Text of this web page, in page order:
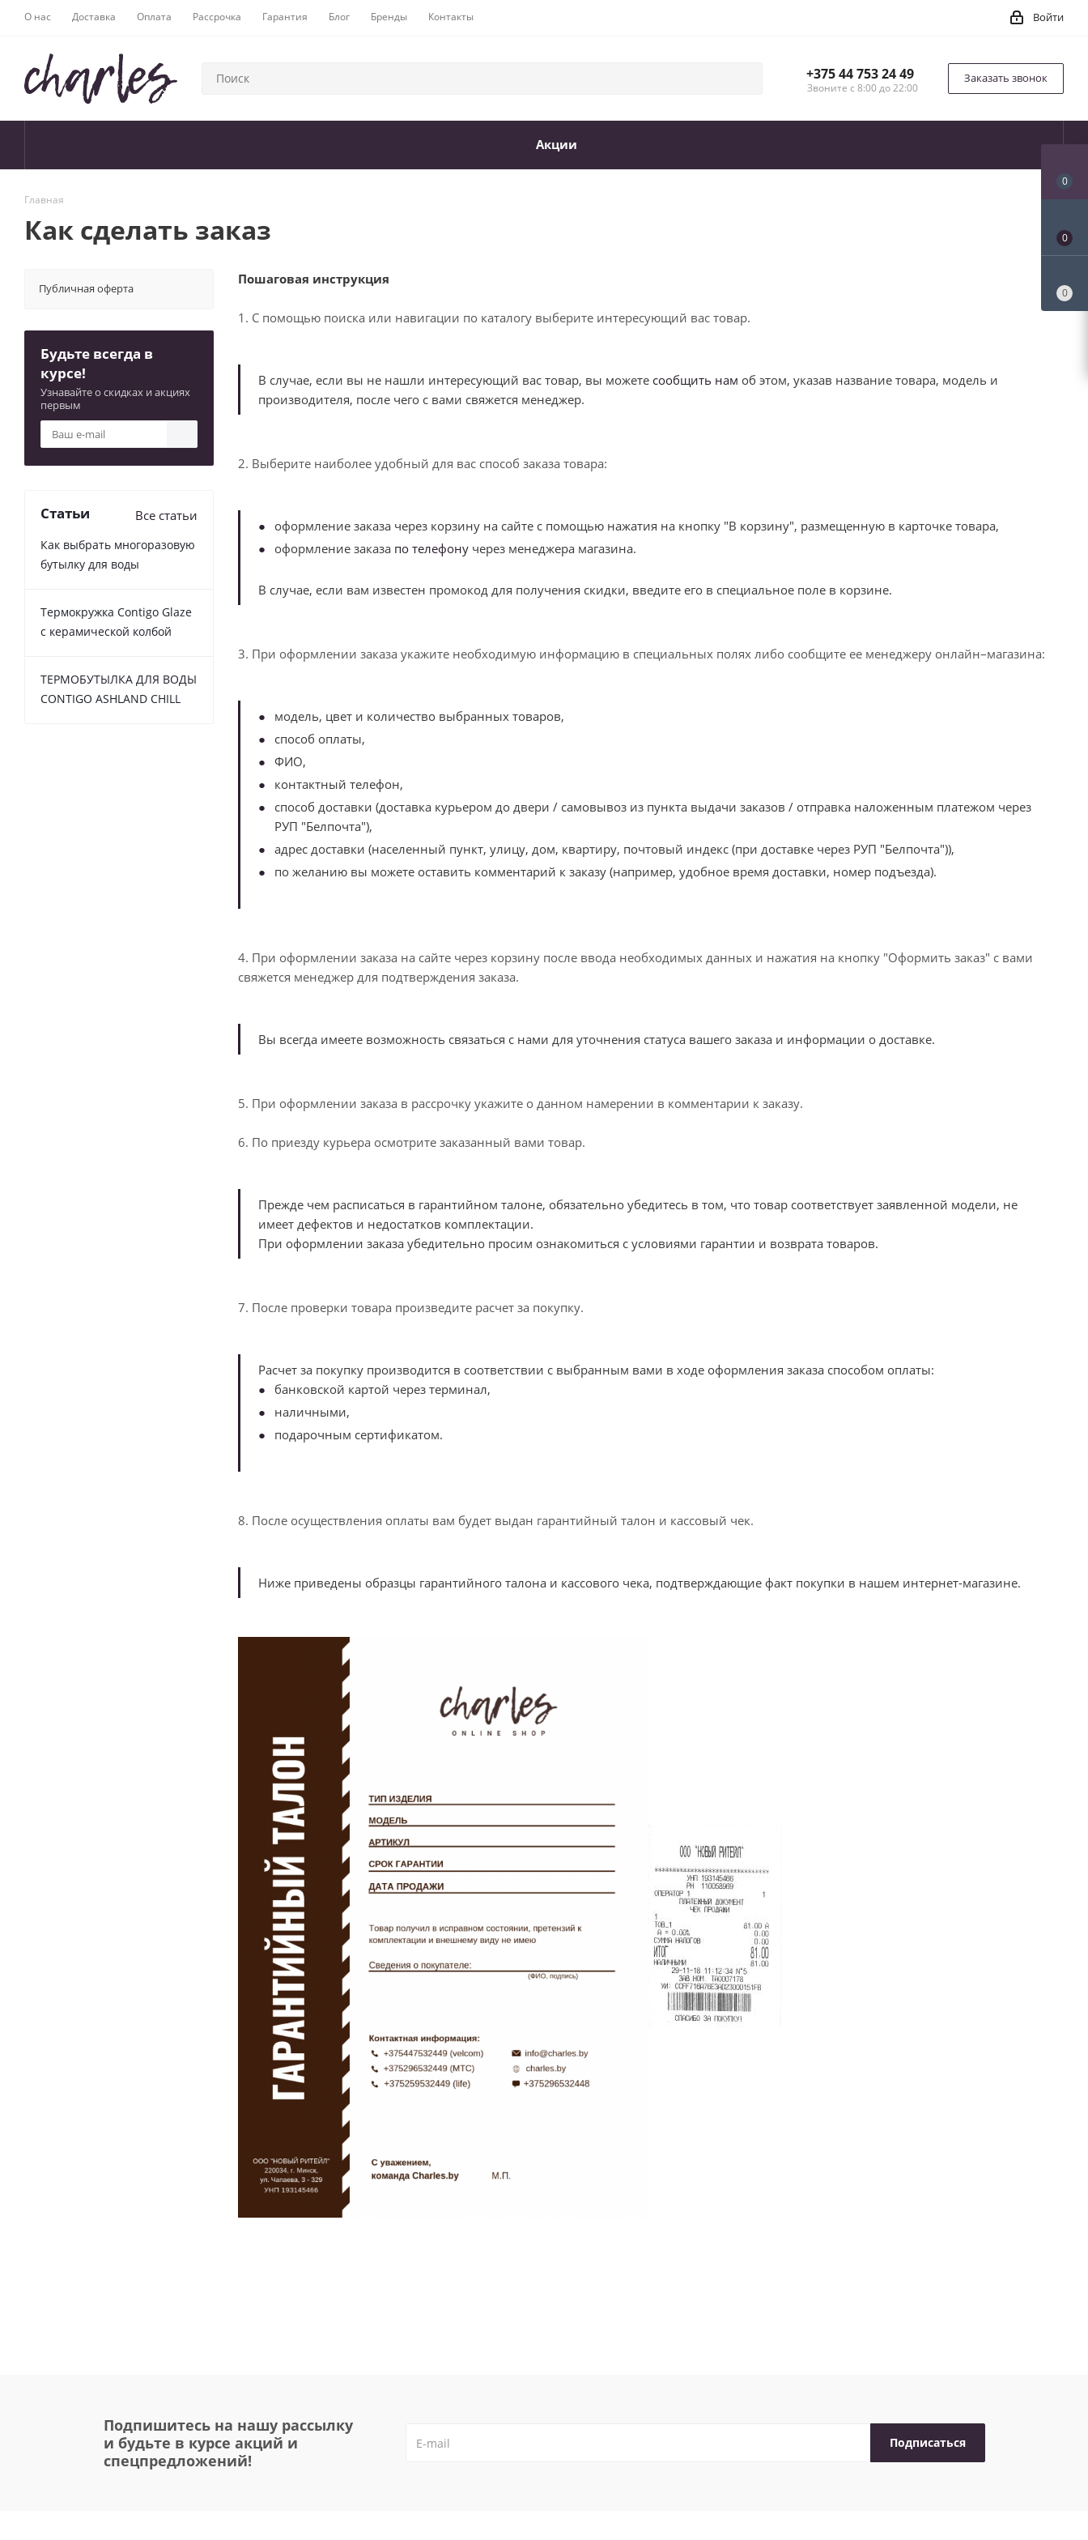
О нас Доставка Оплата Рассрочка Гарантия Блог Бренды Контакты Войти
+375 44 753 24 49
Звоните с 8:00 до 22:00
Заказать звонок
Акции
Главная
Как сделать заказ
Пошаговая инструкция
1. С помощью поиска или навигации по каталогу выберите интересующий вас товар.
В случае, если вы не нашли интересующий вас товар, вы можете сообщить нам об этом, указав название товара, модель и
производителя, после чего с вами свяжется менеджер.
2. Выберите наиболее удобный для вас способ заказа товара:
оформление заказа через корзину на сайте с помощью нажатия на кнопку "В корзину", размещенную в карточке товара,
оформление заказа по телефону через менеджера магазина.
В случае, если вам известен промокод для получения скидки, введите его в специальное поле в корзине.
3. При оформлении заказа укажите необходимую информацию в специальных полях либо сообщите ее менеджеру онлайн–магазина:
модель, цвет и количество выбранных товаров,
способ оплаты,
ФИО,
контактный телефон,
способ доставки (доставка курьером до двери / самовывоз из пункта выдачи заказов / отправка наложенным платежом через
РУП "Белпочта"),
адрес доставки (населенный пункт, улицу, дом, квартиру, почтовый индекс (при доставке через РУП "Белпочта")),
по желанию вы можете оставить комментарий к заказу (например, удобное время доставки, номер подъезда).
4. При оформлении заказа на сайте через корзину после ввода необходимых данных и нажатия на кнопку "Оформить заказ" с вами
свяжется менеджер для подтверждения заказа.
Вы всегда имеете возможность связаться с нами для уточнения статуса вашего заказа и информации о доставке.
5. При оформлении заказа в рассрочку укажите о данном намерении в комментарии к заказу.
6. По приезду курьера осмотрите заказанный вами товар.
Прежде чем расписаться в гарантийном талоне, обязательно убедитесь в том, что товар соответствует заявленной модели, не
имеет дефектов и недостатков комплектации.
При оформлении заказа убедительно просим ознакомиться с условиями гарантии и возврата товаров.
7. После проверки товара произведите расчет за покупку.
Расчет за покупку производится в соответствии с выбранным вами в ходе оформления заказа способом оплаты:
банковской картой через терминал,
наличными,
подарочным сертификатом.
8. После осуществления оплаты вам будет выдан гарантийный талон и кассовый чек.
Ниже приведены образцы гарантийного талона и кассового чека, подтверждающие факт покупки в нашем интернет-магазине.
Публичная оферта
Будьте всегда в
курсе!
Узнавайте о скидках и акциях
первым
Статьи Все статьи
Как выбрать многоразовую
бутылку для воды
Термокружка Contigo Glaze
с керамической колбой
ТЕРМОБУТЫЛКА ДЛЯ ВОДЫ
CONTIGO ASHLAND CHILL
Подпишитесь на нашу рассылку
и будьте в курсе акций и
спецпредложений!
0
0
0